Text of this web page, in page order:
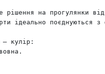
рішення на прогулянки від
ідеально поєднуються
– кулір: